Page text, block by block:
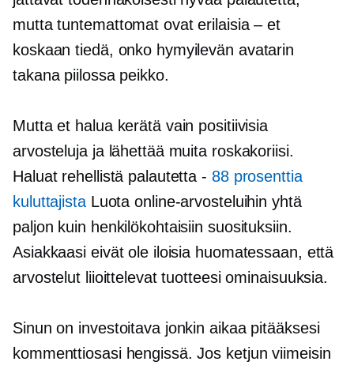
mutta tuntemattomat ovat erilaisia ​​– et
koskaan tiedä, onko hymyilevän avatarin
takana piilossa peikko.
Mutta et halua kerätä vain positiivisia
arvosteluja ja lähettää muita roskakoriisi.
Haluat rehellistä palautetta - 88 prosenttia
kuluttajistaLuota online-arvosteluihin yhtä
paljon kuin henkilökohtaisiin suosituksiin.
Asiakkaasi eivät ole iloisia huomatessaan, että
arvostelut liioittelevat tuotteesi ominaisuuksia.
Sinun on investoitava jonkin aikaa pitääksesi
kommenttiosasi hengissä. Jos ketjun viimeisin